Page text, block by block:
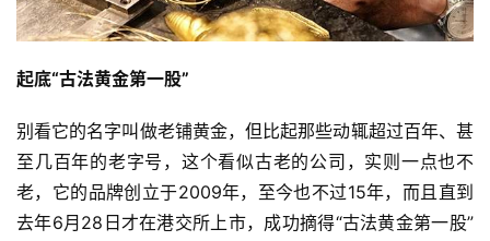
起底“古法黄金第一股”
别看它的名字叫做老铺黄金，但比起那些动辄超过百年、甚
至几百年的老字号，这个看似古老的公司，实则一点也不
老，它的品牌创立于2009年，至今也不过15年，而且直到
去年6月28日才在港交所上市，成功摘得“古法黄金第一股”